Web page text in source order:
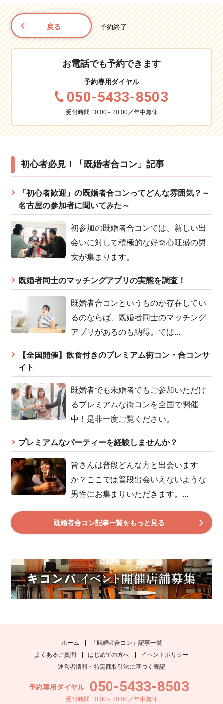
戻る 予約終了
お電話でも予約できます
予約専用ダイヤル
050-5433-8503
受付時間:10:00～20:00／年中無休
初心者必見！「既婚者合コン」記事
「初心者歓迎」の既婚者合コンってどんな雰囲気？～
名古屋の参加者に聞いてみた～
初参加の既婚者合コンでは、新しい出
会いに対して積極的な好奇心旺盛の男
女が集まります。
既婚者同士のマッチングアプリの実態を調査！
既婚者合コンというものが存在してい
るのならば、既婚者同士のマッチング
アプリがあるのも納得。では...
【全国開催】飲食付きのプレミアム街コン・合コンサ
イト
既婚者でも未婚者でもご参加いただけ
るプレミアムな街コンを全国で開催
中！是非一度ご覧ください。
プレミアムなパーティーを経験しませんか？
皆さんは普段どんな方と出会います
か？ここでは普段出会いえないような
男性にお集まりいただきます。...
既婚者合コン記事一覧をもっと見る
ホーム
「既婚者合コン」記事一覧
よくあるご質問
はじめての方へ
イベントポリシー
運営者情報・特定商取引法に基づく表記
予約専用ダイヤル 050-5433-8503
受付時間:10:00～20:00／年中無休